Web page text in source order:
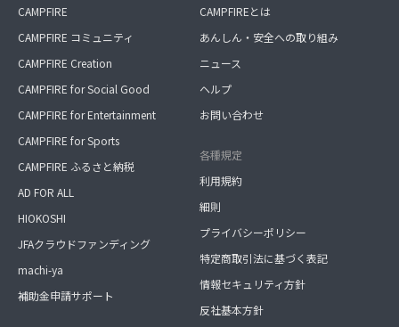
CAMPFIRE
CAMPFIRE コミュニティ
CAMPFIRE Creation
CAMPFIRE for Social Good
CAMPFIRE for Entertainment
CAMPFIRE for Sports
CAMPFIRE ふるさと納税
AD FOR ALL
HIOKOSHI
JFAクラウドファンディング
machi-ya
補助金申請サポート
CAMPFIREとは
あんしん・安全への取り組み
ニュース
ヘルプ
お問い合わせ
各種規定
利用規約
細則
プライバシーポリシー
特定商取引法に基づく表記
情報セキュリティ方針
反社基本方針